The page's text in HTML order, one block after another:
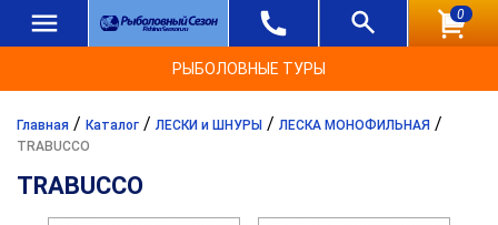
0
РЫБОЛОВНЫЕ ТУРЫ
Главная / Каталог / ЛЕСКИ и ШНУРЫ / ЛЕСКА МОНОФИЛЬНАЯ /
TRABUCCO
TRABUCCO